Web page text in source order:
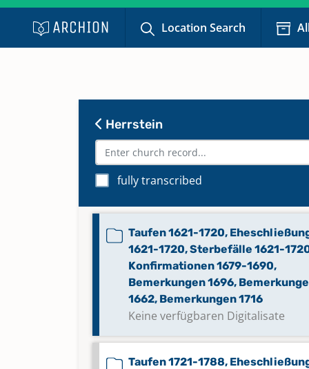
Location Search
Herrstein
fully transcribed
Taufen 1621-1720,
1621-1720, Sterbefälle 1621-
Konfirmationen 1679-1690,
Bemerkungen 1696,
1662, Bemerkungen 1716
Keine verfügbaren Digitalisate
Taufen 1721-1788,